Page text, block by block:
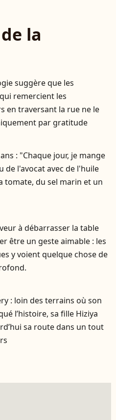
la
suggère que les
remercient les
en traversant la rue ne le
par gratitude
: "Chaque jour, je mange
de l'avocat avec de l'huile
tomate, du sel marin et un
à débarrasser la table
être un geste aimable : les
y voient quelque chose de
: loin des terrains où son
l’histoire, sa fille Hiziya
sa route dans un tout